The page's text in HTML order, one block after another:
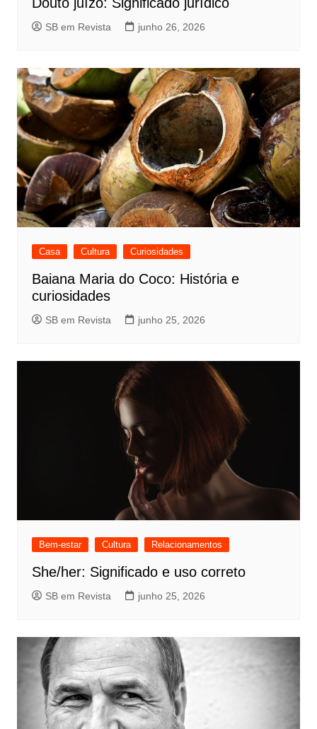
SB em Revista junho 26, 2026
Casa Cultura Curiosidades
Baiana Maria do Coco: História e
curiosidades
SB em Revista junho 25, 2026
Bem-estar Cultura Relacionamentos
She/her: Significado e uso correto
SB em Revista junho 25, 2026